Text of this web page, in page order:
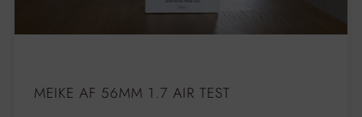
MEIKE AF 56MM 1.7 AIR TEST